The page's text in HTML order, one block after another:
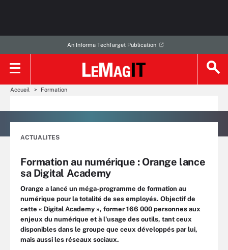
An Informa TechTarget Publication
Accueil Formation
ACTUALITES
Formation au numérique : Orange lance
sa Digital Academy
Orange a lancé un méga-programme de formation au
numérique pour la totalité de ses employés. Objectif de
cette « Digital Academy », former 166 000 personnes aux
enjeux du numérique et à l'usage des outils, tant ceux
disponibles dans le groupe que ceux développés par lui,
mais aussi les réseaux sociaux.